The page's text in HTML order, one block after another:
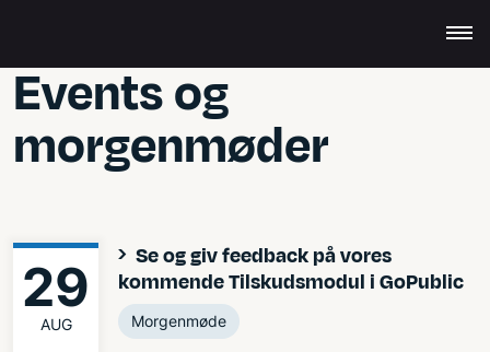
Events og
morgenmøder
Se og giv feedback på vores
kommende Tilskudsmodul i GoPublic
29
AUG Morgenmøde